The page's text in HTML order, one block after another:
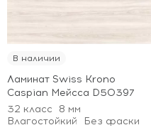
В наличии
Ламинат Swiss Krono
Caspian Мейсса D50397
32 класс
8 мм
Влагостойкий
Без фаски